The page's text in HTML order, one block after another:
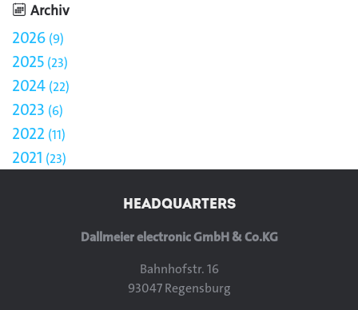
Archiv
2026 9
2025 23
2024 22
2023 6
2022 11
2021 23
HEADQUARTERS
Dallmeier electronic GmbH & Co.KG
Bahnhofstr. 16
93047 Regensburg